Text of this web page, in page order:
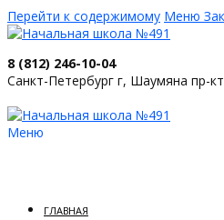
Перейти к содержимому Меню
8 (812) 246-10-04
Санкт-Петербург г, Шаумяна пр-
Меню
ГЛАВНАЯ